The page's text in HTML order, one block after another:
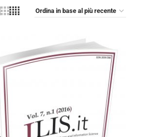
Cartaceo eBook in PDF